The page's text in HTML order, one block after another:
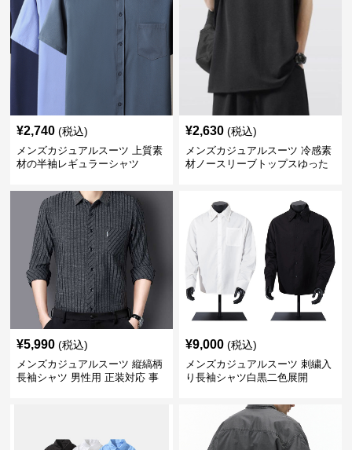
¥2,740 (税込)
メンズカジュアルスーツ 上質素
材の半袖レギュラーシャツ
¥2,630 (税込)
メンズカジュアルスーツ 冷感素
材ノースリーブトップスゆった
¥5,990 (税込)
メンズカジュアルスーツ 縦縞柄
長袖シャツ 男性用 正装対応 事
¥9,000 (税込)
メンズカジュアルスーツ 刺繍入
り長袖シャツ白黒二色展開